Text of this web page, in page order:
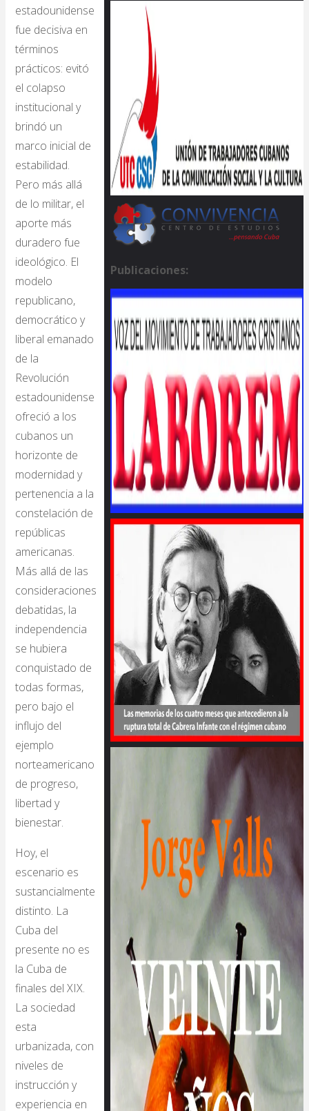
estadounidense
fue decisiva en
términos
prácticos: evitó
el colapso
institucional y
brindó un
marco inicial de
estabilidad.
Pero más allá
de lo militar, el
aporte más
duradero fue
ideológico. El
modelo
republicano,
democrático y
liberal emanado
de la
Revolución
estadounidense
ofreció a los
cubanos un
horizonte de
modernidad y
pertenencia a la
constelación de
repúblicas
americanas.
Más allá de las
consideraciones
debatidas, la
independencia
se hubiera
conquistado de
todas formas,
pero bajo el
influjo del
ejemplo
norteamericano
de progreso,
libertad y
bienestar.
Hoy, el
escenario es
sustancialmente
distinto. La
Cuba del
presente no es
la Cuba de
finales del XIX.
La sociedad
esta
urbanizada, con
niveles de
instrucción y
experiencia en
Publicaciones: